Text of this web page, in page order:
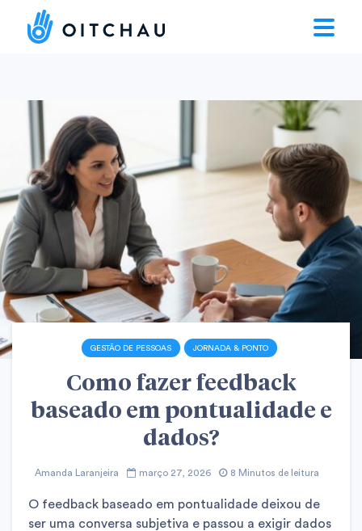
GESTÃO DE PESSOAS JORNADA & PONTO
Como fazer feedback
baseado em pontualidade e
dados?
Amanda Laranjeira março 27, 2026 8 Minutos de leitura
O feedback baseado em pontualidade deixou de
ser uma conversa subjetiva e passou a exigir dados